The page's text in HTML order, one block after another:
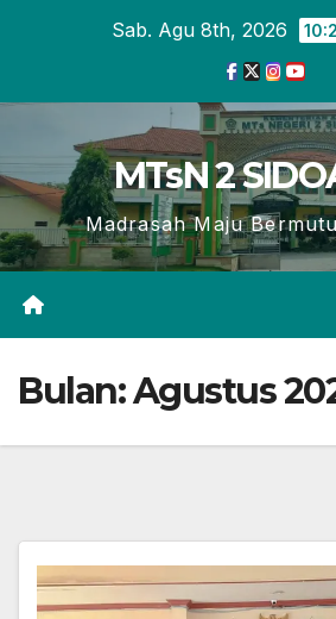
Sab. Agu 8th, 2026
MTsN 2
Madrasah Maju
Bulan:Agustus